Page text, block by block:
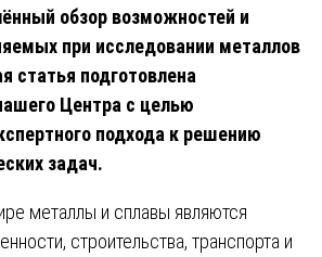
обзор возможностей и
при исследовании металлов
статья подготовлена
Центра с целью
подхода к решению
задач.
металлы и сплавы являются
строительства, транспорта и